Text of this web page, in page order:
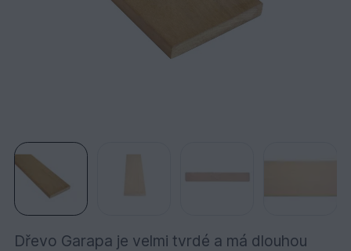
Dřevo Garapa je velmi tvrdé a má dlouhou